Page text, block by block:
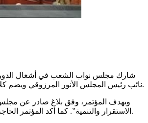
نائب رئيس المجلس الأنور المرزوقي ويضم كلا من نائب مساعد الرئيس المكلف بالإعلام والاتصال عبد القادر بن زينب وعضو لجنة تنظيم الإدارة وتطويرها والرقمنة والحوكمة ومكافحة الفساد بدر الدين القمودي.
ويهدف المؤتمر، وفق بلاغ صادر عن مجلس
الاستقرار والتنمية”. كما أكد المؤتمر الحاجة الملحة إلى تعزيز دور البرلمانات العربية وجعلها أكثر فاعلية في صناعة القرار وأكثر قدرة على مواكبة التغيرات السياسية والاقتصادية والأمنية في المنطقة العربية.